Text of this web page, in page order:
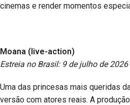
cinemas e render momentos
Moana (live-action)
Estreia no Brasil: 9 de julho de 2026
Uma das princesas mais queridas
versão com atores reais. A